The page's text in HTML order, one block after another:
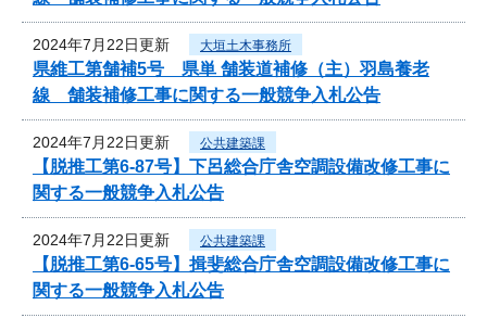
2024年7月22日更新 大垣土木事務所
県維工第舗補5号 県単 舗装道補修（主）羽島養老
線 舗装補修工事に関する一般競争入札公告
2024年7月22日更新 公共建築課
【脱推工第6-87号】下呂総合庁舎空調設備改修工事に
関する一般競争入札公告
2024年7月22日更新 公共建築課
【脱推工第6-65号】揖斐総合庁舎空調設備改修工事に
関する一般競争入札公告